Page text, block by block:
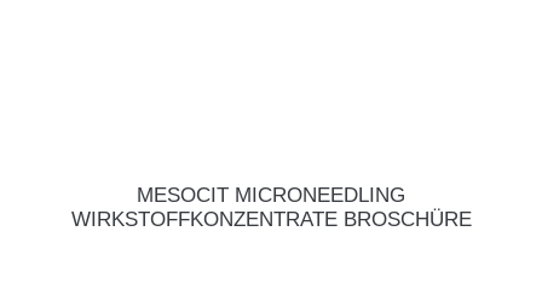
MESOCIT MICRONEEDLING
WIRKSTOFFKONZENTRATE BROSCHÜRE